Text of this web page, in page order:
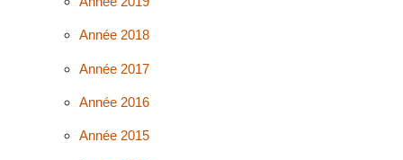
Année 2018
Année 2017
Année 2016
Année 2015